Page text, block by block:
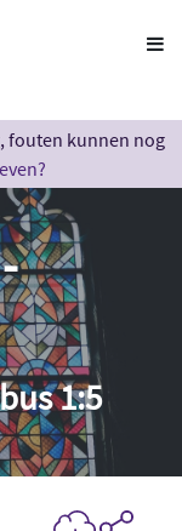
fouten kunnen nog
1:5